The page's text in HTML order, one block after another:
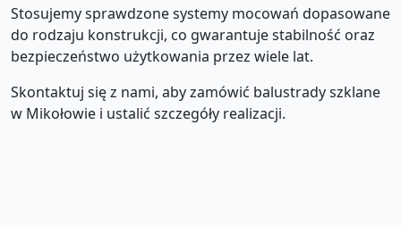
Stosujemy sprawdzone systemy mocowań dopasowane
do rodzaju konstrukcji, co gwarantuje stabilność oraz
bezpieczeństwo użytkowania przez wiele lat.
Skontaktuj się z nami, aby zamówić balustrady szklane
w Mikołowie i ustalić szczegóły realizacji.